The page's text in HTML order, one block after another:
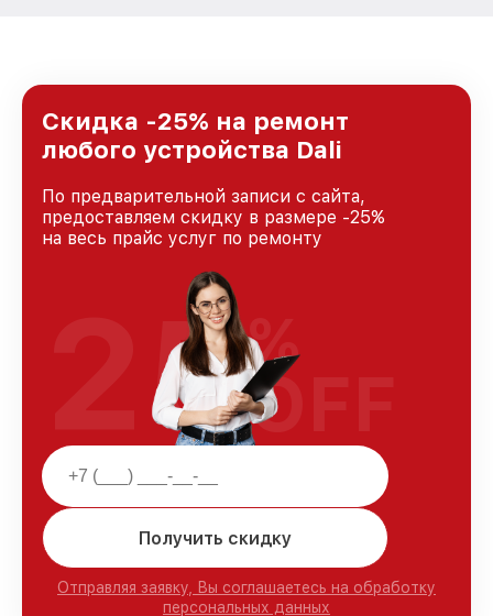
Скидка -25% на ремонт
любого устройства Dali
По предварительной записи с сайта,
предоставляем скидку в размере -25%
на весь прайс услуг по ремонту
Получить скидку
Отправляя заявку, Вы соглашаетесь на обработку
персональных данных
25%
OFF